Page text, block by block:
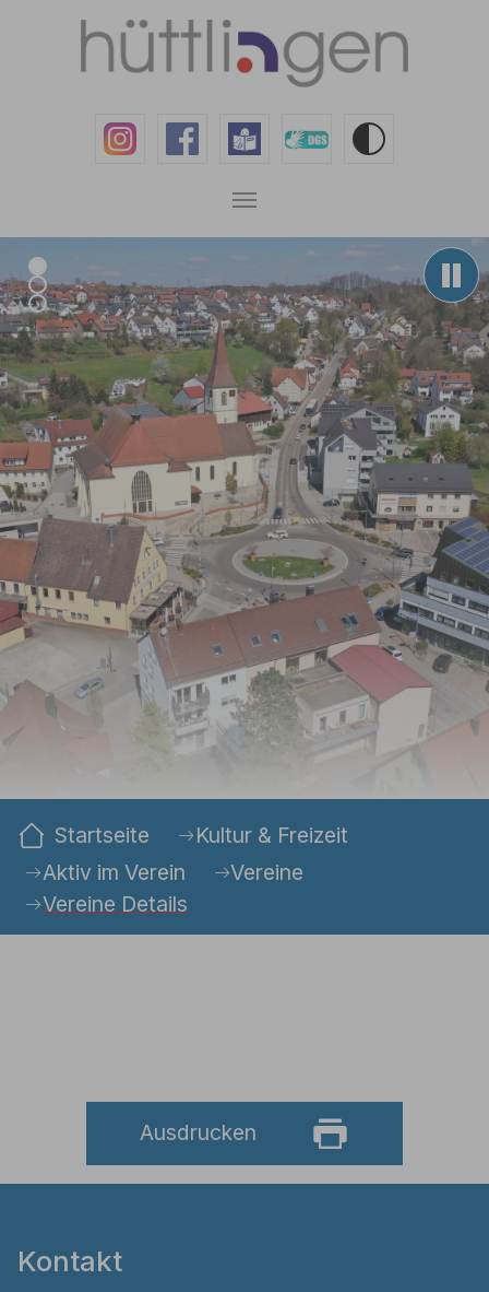
Zum Hauptinhalt springen
Startseite
Kultur & Freizeit
Aktiv im Verein
Vereine
Vereine Details
Ausdrucken
Kontakt